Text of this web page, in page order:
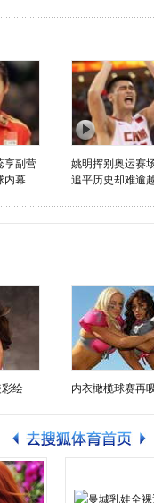
享副营
内幕
姚明挥别奥运赛
追平历史却难逾
绘 内衣橄榄球赛再